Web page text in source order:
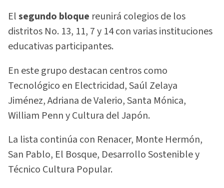
Elsegundo bloque reunirá colegios de los
distritos No. 13, 11, 7 y 14 con varias instituciones
educativas participantes.
En este grupo destacan centros como
Tecnológico en Electricidad, Saúl Zelaya
Jiménez, Adriana de Valerio, Santa Mónica,
William Penn y Cultura del Japón.
La lista continúa con Renacer, Monte Hermón,
San Pablo, El Bosque, Desarrollo Sostenible y
Técnico Cultura Popular.